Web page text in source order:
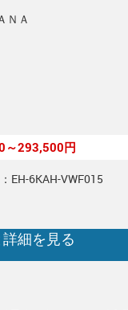
ＮＡ
～293,500円
EH-6KAH-VWF015
詳細を見る